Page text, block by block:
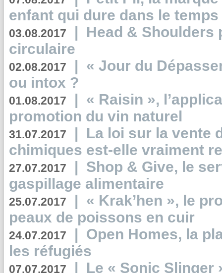
enfant qui dure dans le temps
03.08.2017 | Head & Shoulders
circulaire
02.08.2017 | « Jour du
ou intox ?
01.08.2017 | « Raisin »,
promotion du vin naturel
31.07.2017 | La loi sur la vente
chimiques est-elle vraiment
27.07.2017 | Shop & Give, le
gaspillage alimentaire
25.07.2017 | « Krak’hen », le
peaux de poissons en cuir
24.07.2017 | Open Homes, la
les réfugiés
07.07.2017 | Le « Sonic Slinger